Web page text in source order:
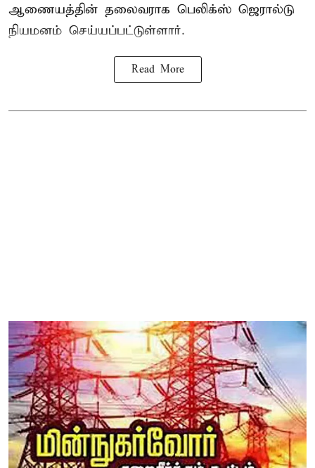
ஆணையத்தின் தலைவராக பெலிக்ஸ் ஜெரால்டு
நியமனம் செய்யப்பட்டுள்ளார்.
Read More